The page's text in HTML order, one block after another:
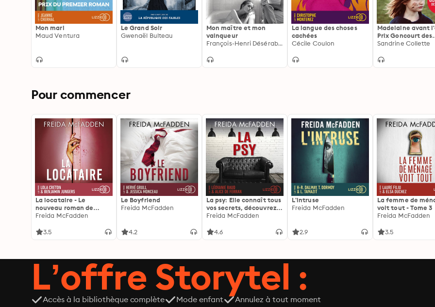
Mon mari
Maud Ventura
Le Grand Soir
Gwenaël Bulteau
Mon maître et mon
vainqueur
François-Henri Désérable
La langue des choses
cachées
Cécile Coulon
Madelaine avant
Prix Goncourt des
lycéens 2024 -
Sandrine Collette
Pour commencer
La locataire - Le
nouveau roman de
l'autrice de La femme
Freida McFadden
3.5
Le Boyfriend
Freida McFadden
4.2
La psy: Elle connaît tous
vos secrets, découvrez
les siens ...
Freida McFadden
4.6
L'intruse
Freida McFadden
2.9
La femme de
voit tout - Tome 3
Freida McFadden
3.5
L’offre Storytel :
Accès à la bibliothèque complète Mode enfant Annulez à tout moment